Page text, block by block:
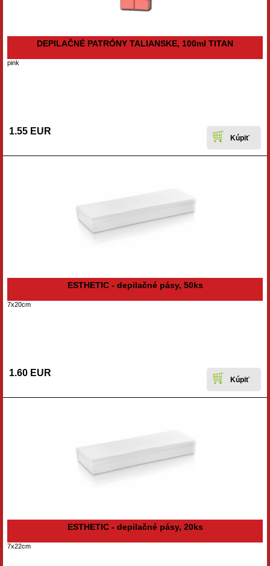
DEPILAČNÉ PATRÓNY TALIANSKE, 100ml TITAN
pink
1.55 EUR
ESTHETIC - depilačné pásy, 50ks
7x20cm
1.60 EUR
ESTHETIC - depilačné pásy, 20ks
7x22cm